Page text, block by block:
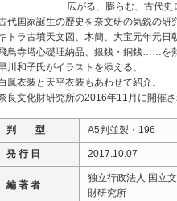
広がる、膨らむ、古代史
代国家誕生の歴史を奈文研の気鋭の研
トラ古墳天文図、木簡、大宝元年元日
鳥寺塔心礎埋納品、銀銭・銅銭……を
川和子氏がイラストを添える。
鳳衣装と天平衣装もあわせて紹介。
良文化財研究所の2016年11月に開催
判 型 A5判並製・196
発 行 日 2017.10.07
編 著 者
独立行政法人 国立
財研究所